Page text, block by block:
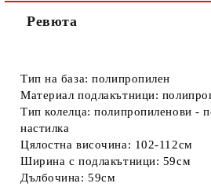
Ревюта
Тип на база:полипропилен
Материал подлакътници:
Тип колелца: полипропиленови -
настилка
Цялостна височина: 102-112см
Ширина с подлакътници: 59см
Дълбочина:59см